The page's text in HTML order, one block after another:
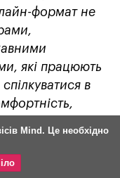
формат не
які працюють
в
працювали,
які часом
Mind. Це необхідно